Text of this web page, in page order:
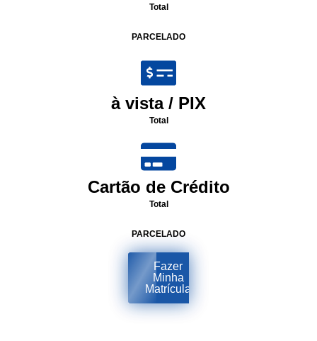
Total
PARCELADO
à vista / PIX
Total
Cartão de Crédito
Total
PARCELADO
Fazer
Minha
Matrícula